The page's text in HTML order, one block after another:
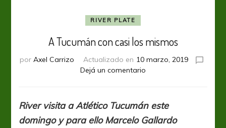
RIVER PLATE
A Tucumán con casi los mismos
por Axel Carrizo Actualizado en 10 marzo, 2019
Dejá un comentario
casi
los
River visita a Atlético Tucumán este
domingo y para ello Marcelo Gallardo